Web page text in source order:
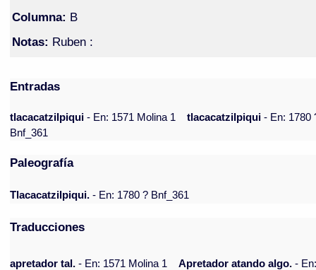
Columna: B
Notas: Ruben :
Entradas
tlacacatzilpiqui- En: 1571 Molina 1 tlacacatzilpiqui- En: 1780
Bnf_361
Paleografía
Tlacacatzilpiqui. - En: 1780 ? Bnf_361
Traducciones
apretador tal. - En: 1571 Molina 1 Apretador atando algo. -